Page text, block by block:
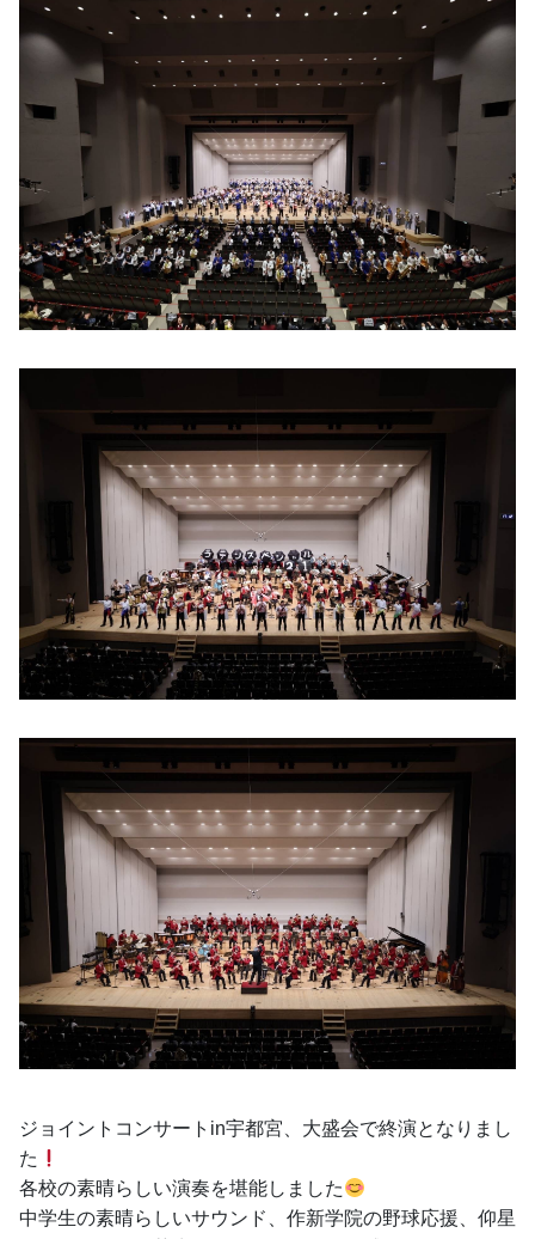
ジョイントコンサートin宇都宮、大盛会で終演となりまし
た
各校の素晴らしい演奏を堪能しました
中学生の素晴らしいサウンド、作新学院の野球応援、仰星